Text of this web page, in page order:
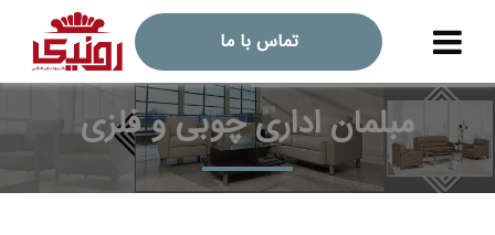
تماس با ما
مبلمان اداری چوبی و فلزی